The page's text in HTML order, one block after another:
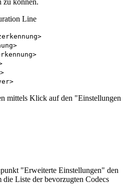
zu können.
mittels Klick auf den "Einstellungen
"Erweiterte Einstellungen" den
Liste der bevorzugten Codecs